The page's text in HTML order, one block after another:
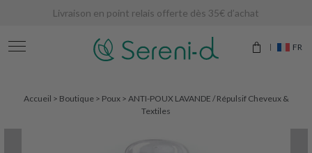
Livraison en point relais offerte dès 35€ d’achat
FR
Accueil > Boutique> Poux> ANTI-POUX LAVANDE / Répulsif Cheveux &
Textiles